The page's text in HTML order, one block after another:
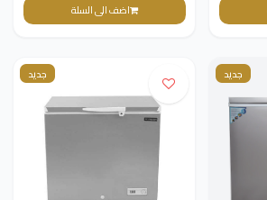
اضف الى السلة
جديد جديد